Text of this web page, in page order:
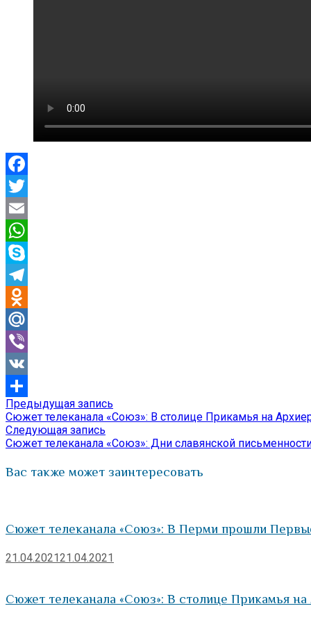
Facebook
Twitter
Email
WhatsApp
Skype
Telegram
Odnoklassniki
Mail.Ru
Viber
VK
Отправить
Навигация
по
записям
Предыдущая запись
запись:
Сюжет телеканала «Союз»: В столице Прикамья на
Следующая запись
запись:
Сюжет телеканала «Союз»: Дни славянской
Вас также может заинтересовать
Сюжет телеканала «Союз»: В Перми прошли
21.04.202121.04.2021
Сюжет телеканала «Союз»: В столице Прикамья